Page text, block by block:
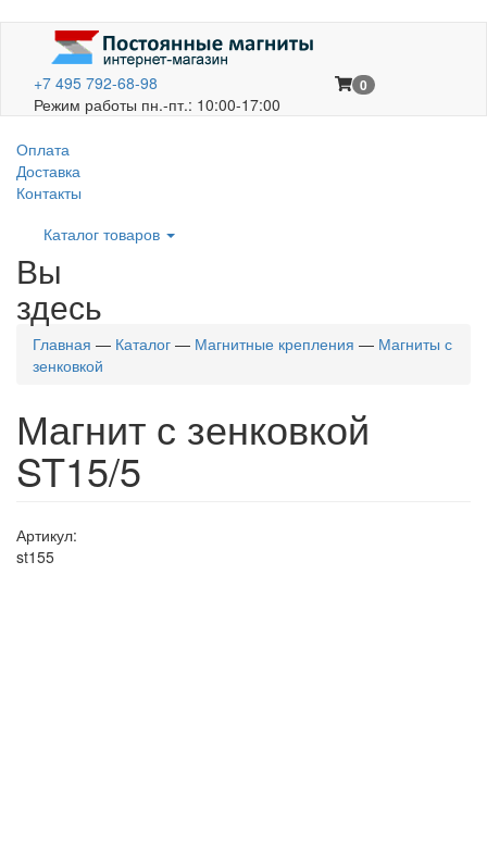
+7 495 792-68-98
Режим работы пн.-пт.: 10:00-17:00
0
Оплата
Доставка
Контакты
Каталог товаров
Вы
здесь
Главная — Каталог — Магнитные крепления — Магниты с
зенковкой
Магнит с зенковкой
ST15/5
Артикул:
st155